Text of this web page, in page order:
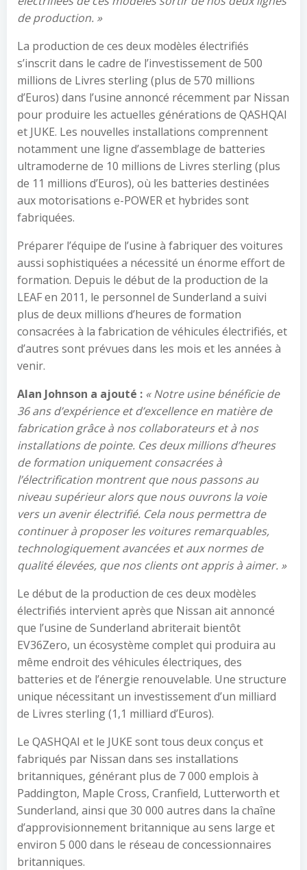
de production. »
La production de ces deux modèles électrifiés
s’inscrit dans le cadre de l’investissement de 500
millions de Livres sterling (plus de 570 millions
d’Euros) dans l’usine annoncé récemment par Nissan
pour produire les actuelles générations de QASHQAI
et JUKE. Les nouvelles installations comprennent
notamment une ligne d’assemblage de batteries
ultramoderne de 10 millions de Livres sterling (plus
de 11 millions d’Euros), où les batteries destinées
aux motorisations e-POWER et hybrides sont
fabriquées.
Préparer l’équipe de l’usine à fabriquer des voitures
aussi sophistiquées a nécessité un énorme effort de
formation. Depuis le début de la production de la
LEAF en 2011, le personnel de Sunderland a suivi
plus de deux millions d’heures de formation
consacrées à la fabrication de véhicules électrifiés, et
d’autres sont prévues dans les mois et les années à
venir.
Alan Johnson a ajouté : « Notre usine bénéficie de
36 ans d’expérience et d’excellence en matière de
fabrication grâce à nos collaborateurs et à nos
installations de pointe. Ces deux millions d’heures
de formation uniquement consacrées à
l’électrification montrent que nous passons au
niveau supérieur alors que nous ouvrons la voie
vers un avenir électrifié. Cela nous permettra de
continuer à proposer les voitures remarquables,
technologiquement avancées et aux normes de
qualité élevées, que nos clients ont appris à aimer. »
Le début de la production de ces deux modèles
électrifiés intervient après que Nissan ait annoncé
que l’usine de Sunderland abriterait bientôt
EV36Zero, un écosystème complet qui produira au
même endroit des véhicules électriques, des
batteries et de l’énergie renouvelable. Une structure
unique nécessitant un investissement d’un milliard
de Livres sterling (1,1 milliard d’Euros).
Le QASHQAI et le JUKE sont tous deux conçus et
fabriqués par Nissan dans ses installations
britanniques, générant plus de 7 000 emplois à
Paddington, Maple Cross, Cranfield, Lutterworth et
Sunderland, ainsi que 30 000 autres dans la chaîne
d’approvisionnement britannique au sens large et
environ 5 000 dans le réseau de concessionnaires
britanniques.